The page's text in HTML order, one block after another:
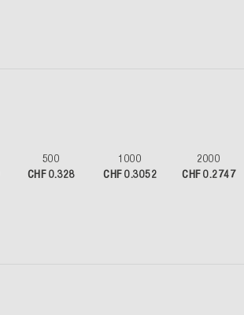
500
CHF 0.328
1000
CHF 0.3052
2000
CHF 0.2747